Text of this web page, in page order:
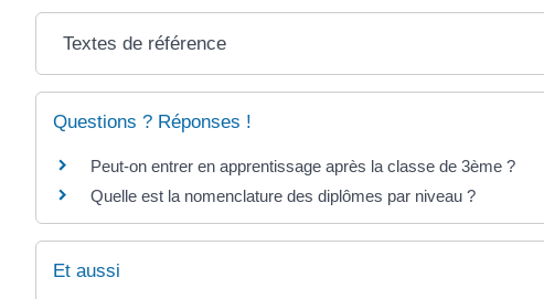
Textes de référence
Questions ? Réponses !
Peut-on entrer en apprentissage après la classe de 3ème ?
Quelle est la nomenclature des diplômes par niveau ?
Et aussi